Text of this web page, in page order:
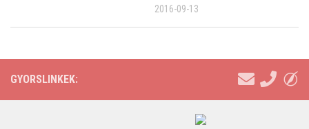
2016-09-13
GYORSLINKEK: